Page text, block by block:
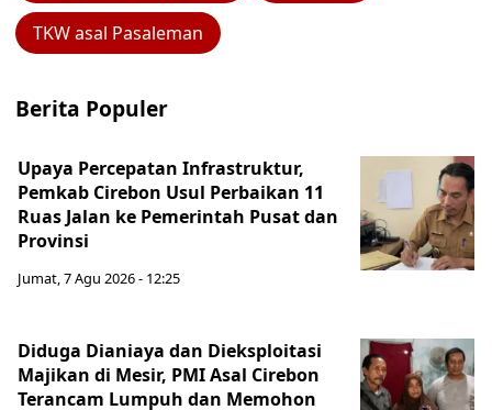
TKW asal Pasaleman
Berita Populer
Upaya Percepatan Infrastruktur,
Pemkab Cirebon Usul Perbaikan 11
Ruas Jalan ke Pemerintah Pusat dan
Provinsi
Jumat, 7 Agu 2026 - 12:25
Diduga Dianiaya dan Dieksploitasi
Majikan di Mesir, PMI Asal Cirebon
Terancam Lumpuh dan Memohon